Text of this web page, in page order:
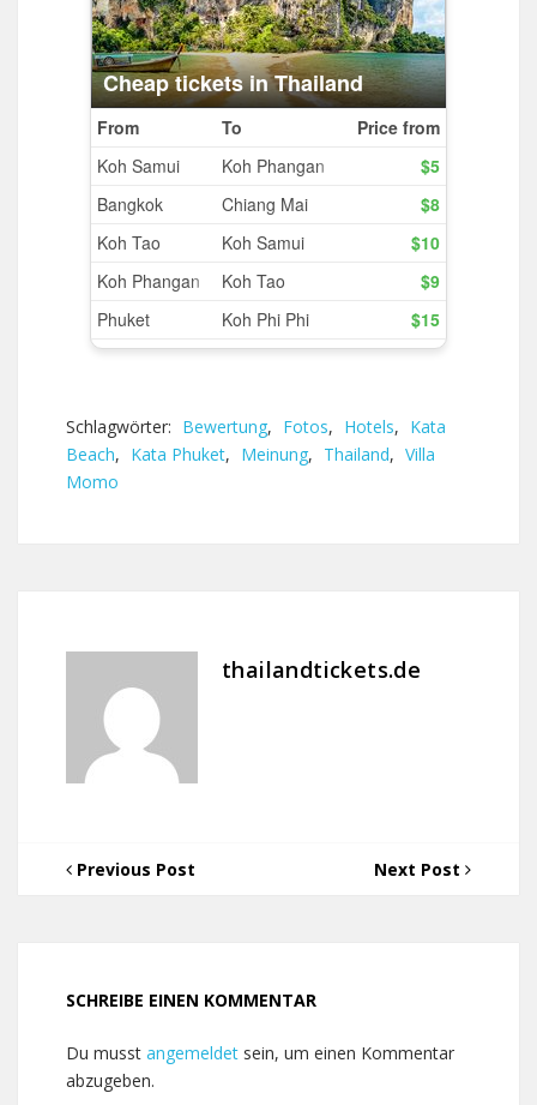
Schlagwörter: Bewertung, Fotos, Hotels, Kata
Beach, Kata Phuket, Meinung, Thailand, Villa
Momo
thailandtickets.de
Previous Post Next Post
SCHREIBE EINEN KOMMENTAR
Du musst angemeldet sein, um einen Kommentar
abzugeben.